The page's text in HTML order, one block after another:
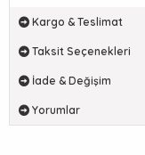
Kargo & Teslimat
Taksit Seçenekleri
İade & Değişim
Yorumlar